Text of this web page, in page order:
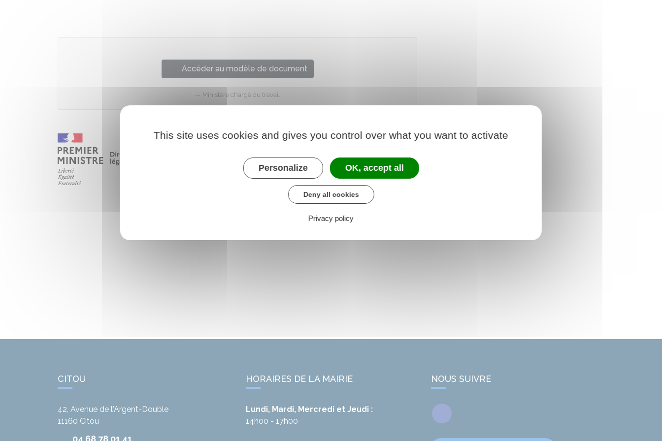
Accéder au modèle de document
Ministère chargé du travail
CITOU
42, Avenue de l'Argent-Double
11160 Citou
HORAIRES DE LA MAIRIE
Lundi, Mardi, Mercredi et Jeudi :
14h00 - 17h00
NOUS SUIVRE
Facebook
This site uses cookies and gives you control over what you want to activate
Personalize OK, accept all
Deny all cookies
Privacy policy